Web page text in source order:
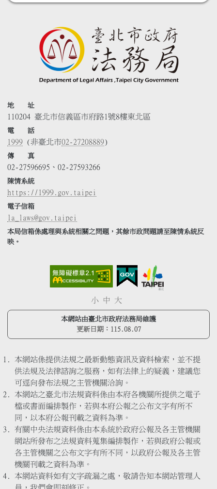
地 址
110204 臺北市信義區市府路1號8樓東北區
電 話
1999 (非臺北市02-27208889)
傳 真
02-27596695、02-27593266
陳情系統
https://1999.gov.taipei
電子信箱
la_laws@gov.taipei
本局信箱係處理與系統相關之問題，其餘市政問題請至陳情系統反
映。
小 中 大
本網站由臺北市政府法務局維護
更新日期： 115.08.07
本網站係提供法規之最新動態資訊及資料檢索，並不提
供法規及法律諮詢之服務，如有法律上的疑義，建議您
可逕向發布法規之主管機關洽詢。
本網站之臺北市法規資料係由本府各機關所提供之電子
檔或書面編排製作，若與本府公報之公布文字有所不
同，以本府公報刊載之資料為準。
有關中央法規資料係由本系統於政府公報及各主管機關
網站所發布之法規資料蒐集編排製作，若與政府公報或
各主管機關之公布文字有所不同，以政府公報及各主管
機關刊載之資料為準。
本網站資料如有文字疏漏之處，敬請告知本網站管理人